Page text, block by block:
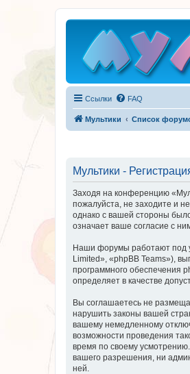
Ссылки FAQ
Мультики Список
Мультики -
Заходя на конференцию
пожалуйста, не заходите и
однако с вашей стороны
означает ваше согласие с
Наши форумы работают под
Limited», «phpBB Teams»),
программного обеспечения
определяет в качестве
Вы соглашаетесь не
нарушить законы вашей
вашему немедленному
возможности проведения
время по своему
вашего разрешения, ни
ней.